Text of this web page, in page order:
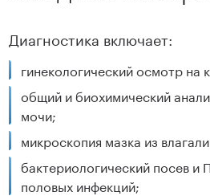
Диагностика включает:
гинекологический осмотр на
общий и биохимический
мочи;
микроскопия мазка из
бактериологический посев и
половых инфекций;